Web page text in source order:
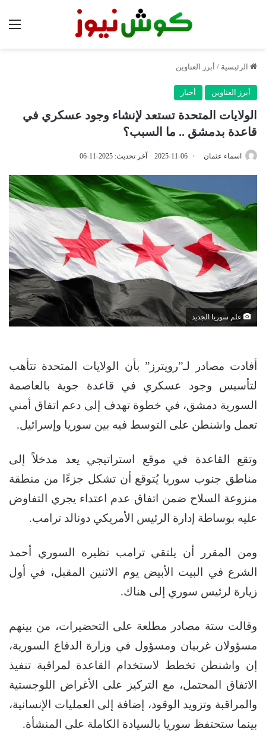
الرئيسية / أبرز العناوين
أبرز العناوين أخبار
الولايات المتحدة تستعد لإنشاء وجود عسكري في
قاعدة بدمشق .. ما السبب؟
اسماء عثمان 2025-11-06 آخر تحديث: 2025-11-06
علم سوريا الجديد
أفادت مصادر لـ”رويترز” بأن الولايات المتحدة تتأهب
لتأسيس وجود عسكري في قاعدة جوية بالعاصمة
السورية دمشق، في خطوة تهدف إلى دعم اتفاق أمني
تعمل واشنطن على التوسط فيه بين سوريا وإسرائيل.
وتقع القاعدة في موقع استراتيجي يعد مدخلاً إلى
مناطق جنوب سوريا يُتوقع أن تشكل جزءًا من منطقة
منزوعة السلاح ضمن اتفاق عدم اعتداء يجري التفاوض
عليه بوساطة إدارة الرئيس الأمريكي دونالد ترامب.
ومن المقرر أن يلتقي ترامب نظيره السوري أحمد
الشرع في البيت الأبيض يوم الاثنين المقبل، في أول
زيارة لرئيس سوري إلى هناك.
وقالت ستة مصادر مطلعة على التحضيرات، من بينهم
مسؤولان غربيان ومسؤول في وزارة الدفاع السورية،
إن واشنطن تخطط لاستخدام القاعدة لمراقبة تنفيذ
الاتفاق المحتمل، مع التركيز على الأغراض اللوجستية
والمراقبة وتزويد الوقود، إضافة إلى العمليات الإنسانية،
بينما ستحتفظ سوريا بالسيادة الكاملة على المنشأة.